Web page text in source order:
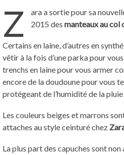
Z
ara a sortie pour sa
2015 des manteaux au col
Certains en laine, d’autres en
vêtir à la fois d’une parka pour
trenchs en laine pour vous armer
encore de la doudoune pour vous
protégeant de l’humidité de la
Les couleurs beiges et marrons
attaches au style ceinturé chez
La plus part des capuches sont